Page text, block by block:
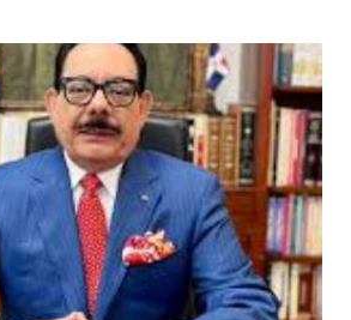
a su vez se mantuvo esperando el
cometer el hecho y asaltarlo,
era adicto a las drogas y por
prestado. Las versiones de los
que el asesino tenía su ropa empapada
se bañó y de dejó las ropas
en el lugar donde vivía, luego empredi
uno de múltiples asesinatos